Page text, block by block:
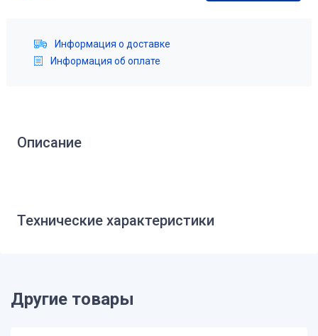
Информация о доставке
Информация об оплате
Описание
Технические характеристики
Другие товары